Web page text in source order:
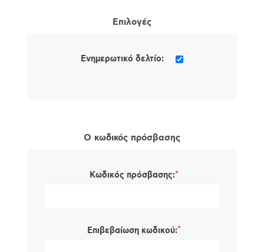
Επιλογές
Ενημερωτικό δελτίο:
Ο κωδικός πρόσβασης
Κωδικός πρόσβασης:*
Επιβεβαίωση κωδικού:*